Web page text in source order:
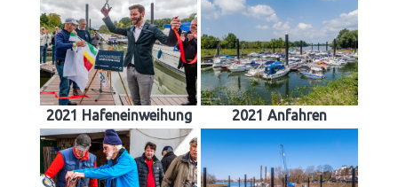
2021 Hafeneinweihung 2021 Anfahren